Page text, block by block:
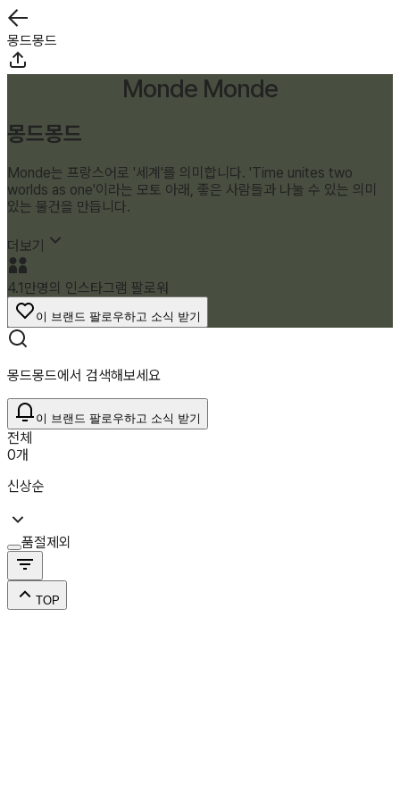
몽드몽드
Monde Monde
몽드몽드
Monde는 프랑스어로 '세계'를 의미합니다. 'Time unites two
worlds as one'이라는 모토 아래, 좋은 사람들과 나눌 수 있는 의미
있는 물건을 만듭니다.
더보기
4.1만명의 인스타그램 팔로워
이 브랜드 팔로우하고 소식 받기
몽드몽드에서 검색해보세요
이 브랜드 팔로우하고 소식 받기
전체
0개
신상순
품절제외
TOP